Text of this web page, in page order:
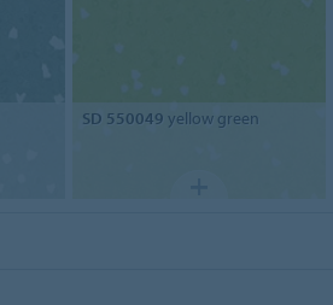
SD 550049 yellow green